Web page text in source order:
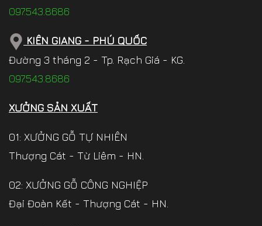
097.543.8686
KIÊN GIANG - PHÚ QUỐC
Đường 3 tháng 2 - Tp. Rạch Giá - KG.
097.543.8686
XƯỞNG SẢN XUẤT
01: XƯỞNG GỖ TỰ NHIÊN
Thượng Cát - Từ Liêm - HN.
02: XƯỞNG GỖ CÔNG NGHIỆP
Đại Đoàn Kết - Thượng Cát - HN.